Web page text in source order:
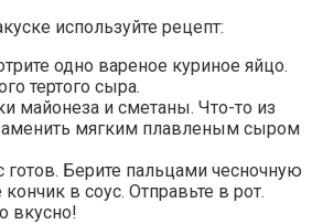
используйте рецепт:
одно вареное куриное яйцо.
тертого сыра.
майонеза и сметаны. Что-то из
мягким плавленым сыром
Берите пальцами чесночную
кончик в соус. Отправьте в рот.
вкусно!